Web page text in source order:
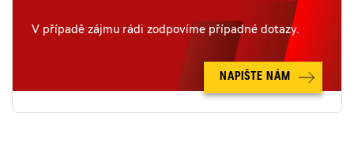
V případě zájmu rádi zodpovíme případné dotazy.
NAPIŠTE NÁM